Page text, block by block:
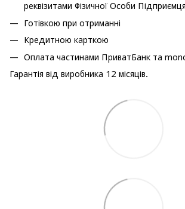
реквізитами Фізичної Особи
Готівкою при отриманні
Кредитною карткою
Оплата частинами ПриватБанк та
Гарантія від виробника 12 місяців.